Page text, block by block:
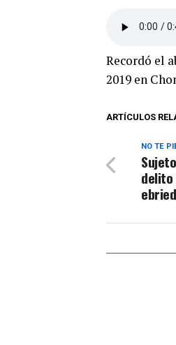
Recordó el
2019 en
ARTÍCULOS
NO TE
delito